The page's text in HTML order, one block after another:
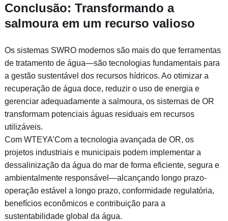
Conclusão: Transformando a
salmoura em um recurso valioso
Os sistemas SWRO modernos são mais do que ferramentas
de tratamento de água—são tecnologias fundamentais para
a gestão sustentável dos recursos hídricos. Ao otimizar a
recuperação de água doce, reduzir o uso de energia e
gerenciar adequadamente a salmoura, os sistemas de OR
transformam potenciais águas residuais em recursos
utilizáveis.
Com WTEYA’Com a tecnologia avançada de OR, os
projetos industriais e municipais podem implementar a
dessalinização da água do mar de forma eficiente, segura e
ambientalmente responsável—alcançando longo prazo-
operação estável a longo prazo, conformidade regulatória,
benefícios econômicos e contribuição para a
sustentabilidade global da água.